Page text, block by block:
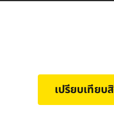
เปรียบเทียบ